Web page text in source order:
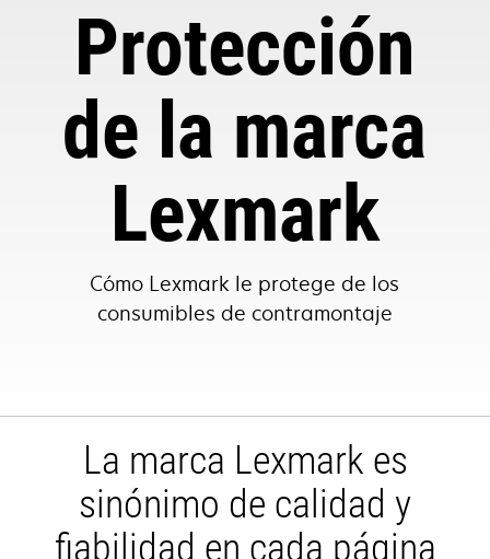
Protección
de la marca
Lexmark
Cómo Lexmark le protege de los
consumibles de contramontaje
La marca Lexmark es
sinónimo de calidad y
fiabilidad en cada página